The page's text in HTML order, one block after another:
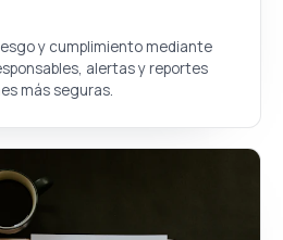
y cumplimiento mediante
alertas y reportes
más seguras.